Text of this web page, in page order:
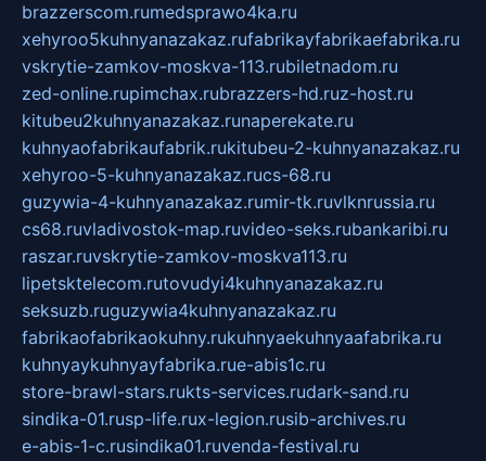
brazzerscom.rumedsprawo4ka.ru
xehyroo5kuhnyanazakaz.rufabrikayfabrikaefabrika.ru
vskrytie-zamkov-moskva-113.rubiletnadom.ru
zed-online.rupimchax.rubrazzers-hd.ruz-host.ru
kitubeu2kuhnyanazakaz.runaperekate.ru
kuhnyaofabrikaufabrik.rukitubeu-2-kuhnyanazakaz.ru
xehyroo-5-kuhnyanazakaz.rucs-68.ru
guzywia-4-kuhnyanazakaz.rumir-tk.ruvlknrussia.ru
cs68.ruvladivostok-map.ruvideo-seks.rubankaribi.ru
raszar.ruvskrytie-zamkov-moskva113.ru
lipetsktelecom.rutovudyi4kuhnyanazakaz.ru
seksuzb.ruguzywia4kuhnyanazakaz.ru
fabrikaofabrikaokuhny.rukuhnyaekuhnyaafabrika.ru
kuhnyaykuhnyayfabrika.rue-abis1c.ru
store-brawl-stars.rukts-services.rudark-sand.ru
sindika-01.rusp-life.rux-legion.rusib-archives.ru
e-abis-1-c.rusindika01.ruvenda-festival.ru